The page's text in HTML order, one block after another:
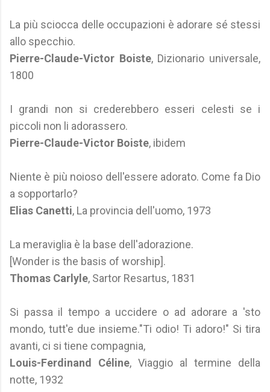
La più sciocca delle occupazioni è adorare sé stessi
allo specchio.
Pierre-Claude-Victor Boiste, Dizionario universale,
1800
I grandi non si crederebbero esseri celesti se i
piccoli non li adorassero.
Pierre-Claude-Victor Boiste, ibidem
Niente è più noioso dell'essere adorato. Come fa Dio
a sopportarlo?
Elias Canetti, La provincia dell'uomo, 1973
La meraviglia è la base dell'adorazione.
[Wonder is the basis of worship].
Thomas Carlyle, Sartor Resartus, 1831
Si passa il tempo a uccidere o ad adorare a 'sto
mondo, tutt'e due insieme."Ti odio! Ti adoro!" Si tira
avanti, ci si tiene compagnia,
Louis-Ferdinand Céline, Viaggio al termine della
notte, 1932